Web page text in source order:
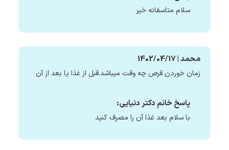
سلام متاسفانه خیر
محمد | 1402/04/17
زمان خوردن قرص چه وقت میباشد.قبل از غذا یا بعد از آن
پاسخ خانم دکتر دنیایی:
با سلام بعد غذا آن را مصرف کنید